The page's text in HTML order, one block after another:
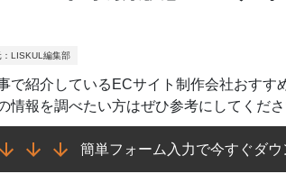
：LISKUL編集部
で紹介しているECサイト制作会社おす
情報を調べたい方はぜひ参考にしてくださ
簡単フォーム入力で今すぐダウ